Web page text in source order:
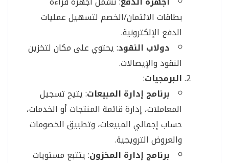
بطاقات الائتمان/الخصم لتسهيل عمليات
الدفع الإلكترونية.
دولاب النقود: يحتوي على مكان لتخزين
النقود والإيصالات.
البرمجيات:
برنامج إدارة المبيعات: يتيح تسجيل
المعاملات، إدارة قائمة المنتجات أو الخدمات،
حساب إجمالي المبيعات، وتطبيق الخصومات
والعروض الترويجية.
برنامج إدارة المخزون: يتتبع مستويات